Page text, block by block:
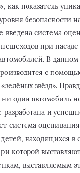
как показатель
безопасности
введена система
пешеходов при
В данном
с
звёзд».
один автомобиль
разработана и
система оценивания
находящихся в
которой
выставляемым